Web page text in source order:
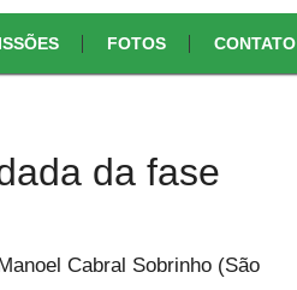
FOTOS CONTATO
da fase
Cabral Sobrinho (São